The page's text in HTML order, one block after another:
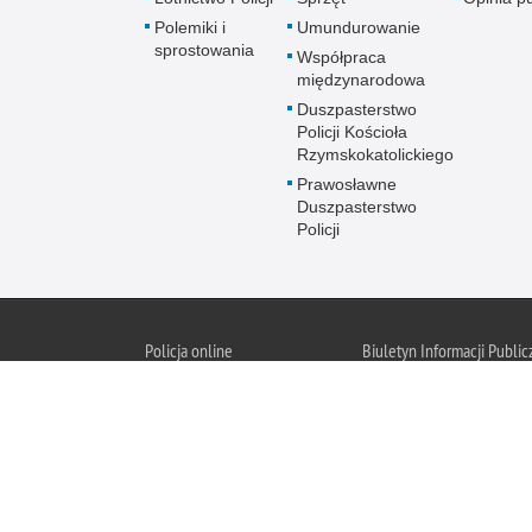
Polemiki i
sprostowania
Umundurowanie
Współpraca
międzynarodowa
Duszpasterstwo
Policji Kościoła
Rzymskokatolickiego
Prawosławne
Duszpasterstwo
Policji
Policjaonline
Biuletyn Informacji